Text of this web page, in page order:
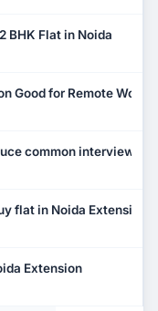
BHK Flat in Noida
Good for Remote Work?
common interview
flat in Noida Extension?
Extension